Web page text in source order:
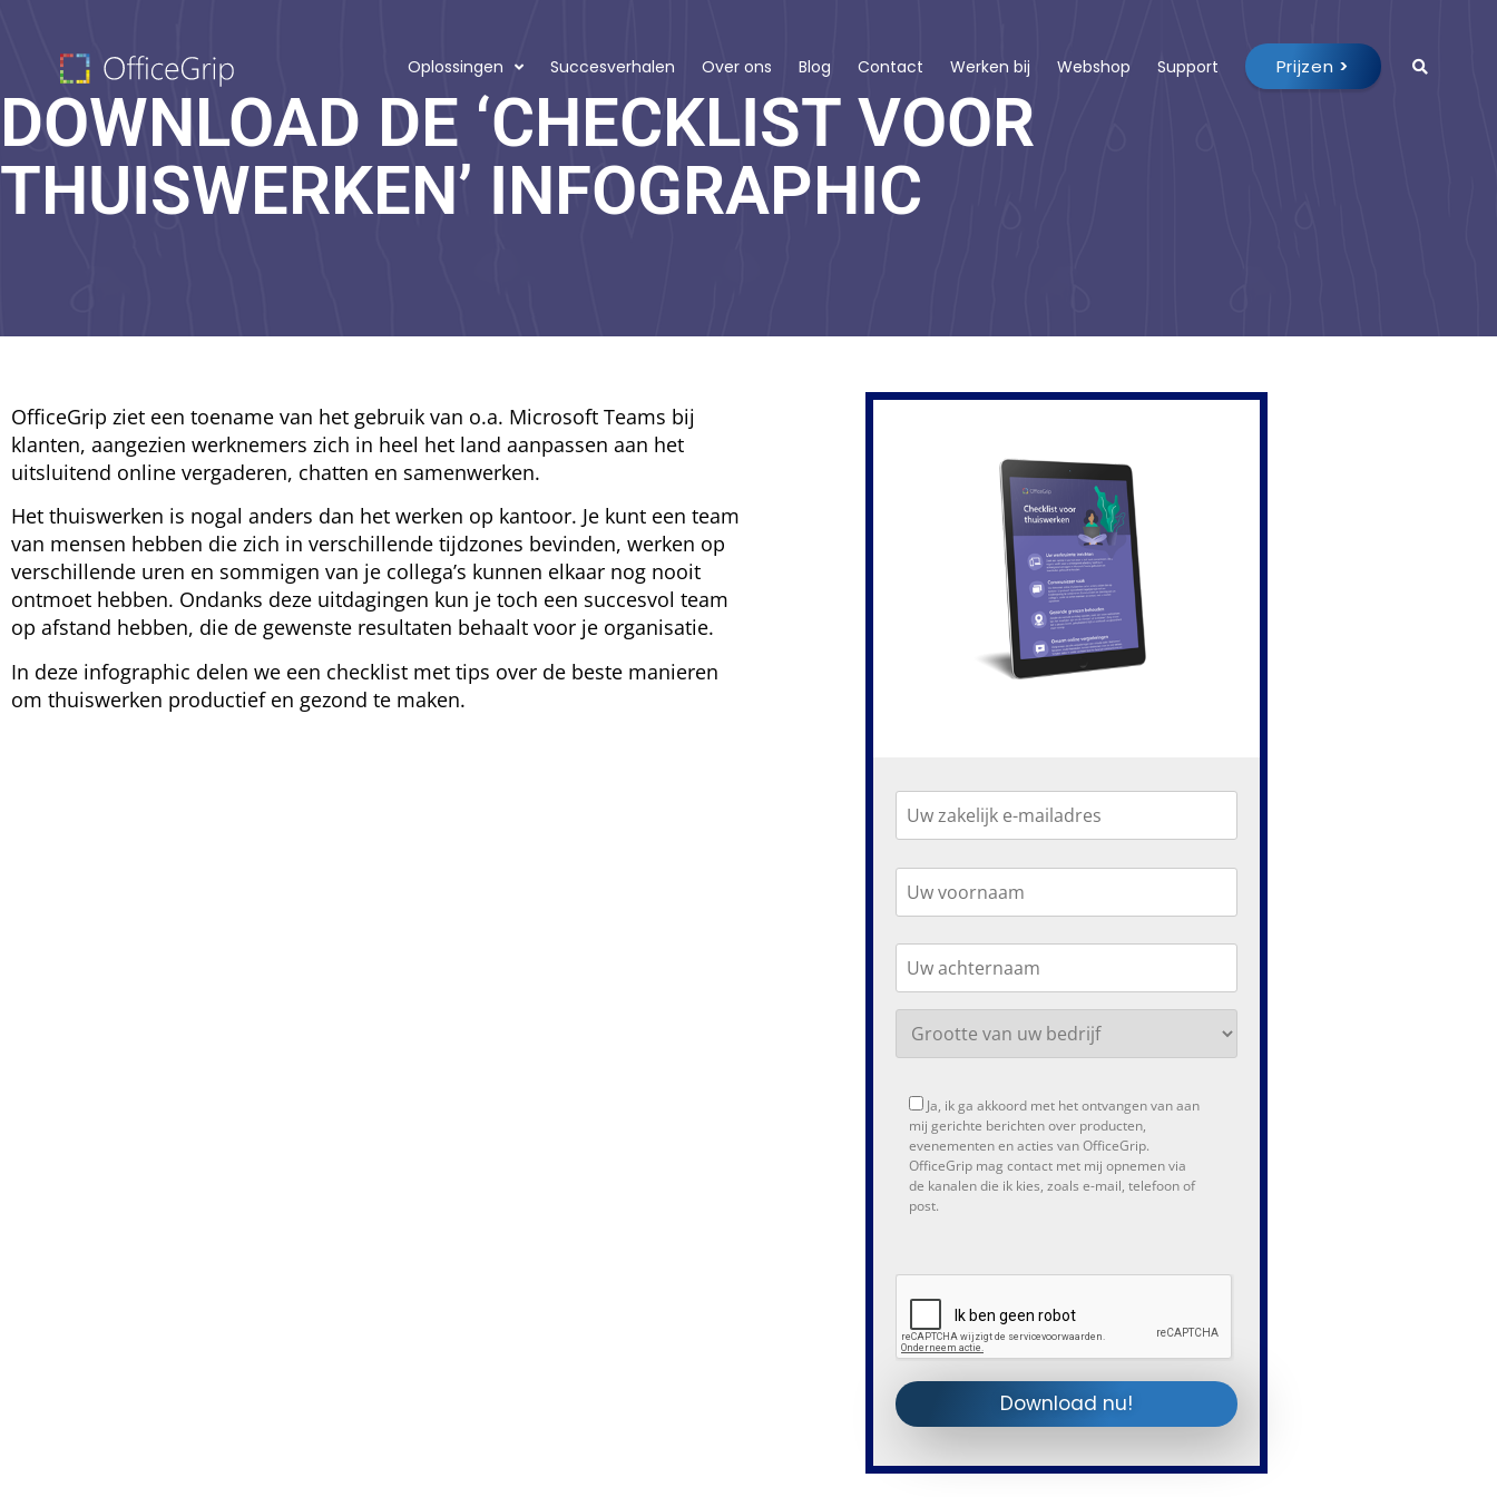
Oplossingen Succesverhalen Over ons Blog Contact Werken bij Webshop Support Prijzen >
DOWNLOAD DE ‘CHECKLIST VOOR
THUISWERKEN’ INFOGRAPHIC
OfficeGrip ziet een toename van het gebruik van o.a. Microsoft Teams bij
klanten, aangezien werknemers zich in heel het land aanpassen aan het
uitsluitend online vergaderen, chatten en samenwerken.
Het thuiswerken is nogal anders dan het werken op kantoor. Je kunt een team
van mensen hebben die zich in verschillende tijdzones bevinden, werken op
verschillende uren en sommigen van je collega’s kunnen elkaar nog nooit
ontmoet hebben. Ondanks deze uitdagingen kun je toch een succesvol team
op afstand hebben, die de gewenste resultaten behaalt voor je organisatie.
In deze infographic delen we een checklist met tips over de beste manieren
om thuiswerken productief en gezond te maken.
Ja, ik ga akkoord met het ontvangen van aan
mij gerichte berichten over producten,
evenementen en acties van OfficeGrip.
OfficeGrip mag contact met mij opnemen via
de kanalen die ik kies, zoals e-mail, telefoon of
post.